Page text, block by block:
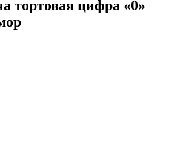
тортовая цифра «0»